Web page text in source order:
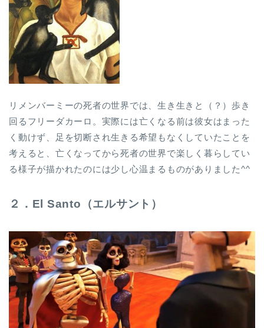
リメンバーミーの死者の世界では、生き生きと（？）歩き
回るフリーダカーロ。実際には亡くなる前は彼女はまった
く動けず、足を切断され生きる希望もなくしていたことを
考えると、亡くなってから死者の世界で楽しく暮らしてい
る様子が描かれたのには少し心温まるものがありました^^
２．El Santo（エルサント）